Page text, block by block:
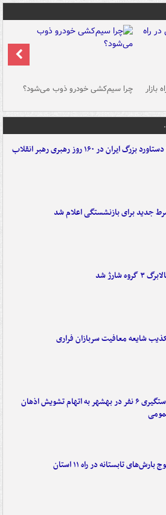
چرا سیم‌کشی خودرو ذوب می‌شود؟
جدید برای بازنشستگی اعلام شد
۳ گروه شارژ شد
شایعه معافیت سربازان فراری
دستگیری ۶ نفر در بهشهر به اتهام تشویش اذهان
بارش‌های تابستانه در راه ۱۱ استان